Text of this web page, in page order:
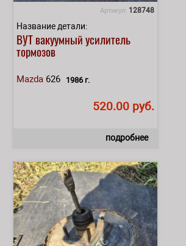
Артикул: 128748
Название детали:
ВУТ вакуумный усилитель
тормозов
Mazda 626 1986 г.
520.00 руб.
подробнее